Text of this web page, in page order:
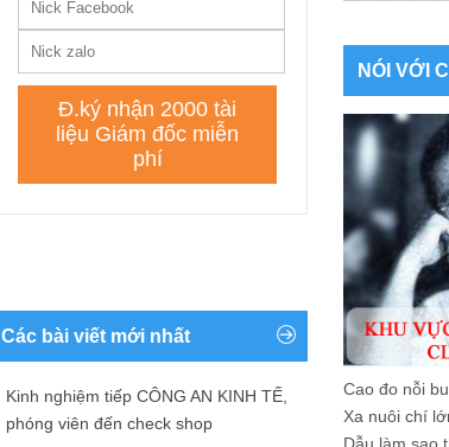
Các bài viết mới nhất
Kinh nghiệm tiếp CÔNG AN KINH TẾ,
phóng viên đến check shop
NÓI VỚI
Cao đo nỗi
Xa nuôi chí
Dẫu làm sao